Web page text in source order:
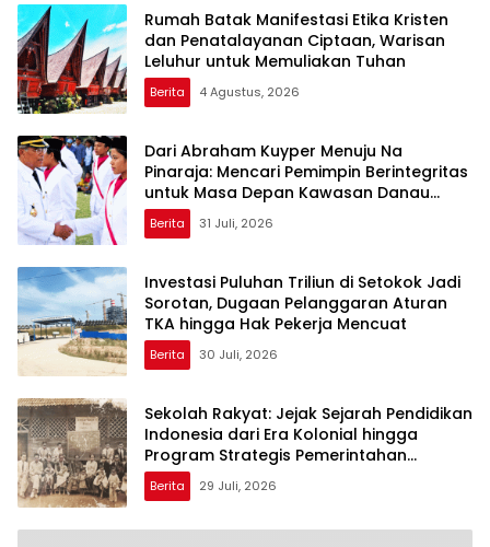
Rumah Batak Manifestasi Etika Kristen
dan Penatalayanan Ciptaan, Warisan
Leluhur untuk Memuliakan Tuhan
Berita 4 Agustus, 2026
Dari Abraham Kuyper Menuju Na
Pinaraja: Mencari Pemimpin Berintegritas
untuk Masa Depan Kawasan Danau
Toba
Berita 31 Juli, 2026
Investasi Puluhan Triliun di Setokok Jadi
Sorotan, Dugaan Pelanggaran Aturan
TKA hingga Hak Pekerja Mencuat
Berita 30 Juli, 2026
Sekolah Rakyat: Jejak Sejarah Pendidikan
Indonesia dari Era Kolonial hingga
Program Strategis Pemerintahan
Prabowo
Berita 29 Juli, 2026